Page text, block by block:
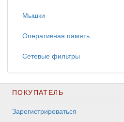
Мышки
Оперативная память
Сетевые фильтры
ПОКУПАТЕЛЬ
Зарегистрироваться